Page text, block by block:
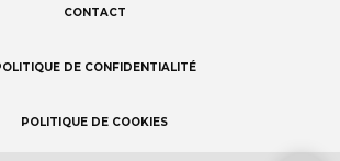
CONTACT
DE CONFIDENTIALITÉ
POLITIQUE DE COOKIES